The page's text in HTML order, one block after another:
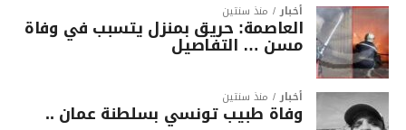
أخبار منذ سنتين
العاصمة: حريق بمنزل يتسبب في وفاة
مسن … التفاصيل
أخبار منذ سنتين
وفاة طبيب تونسي بسلطنة عمان ..